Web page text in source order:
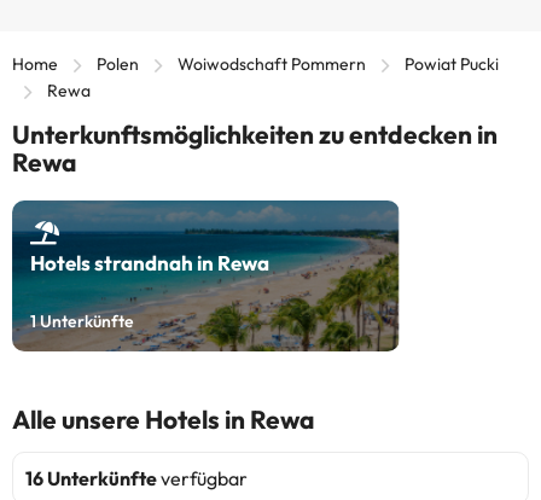
Home Polen Woiwodschaft Pommern
Powiat Pucki
Rewa
Unterkunftsmöglichkeiten zu entdecken in
Rewa
Hotels strandnah in Rewa
1Unterkünfte
Alle unsere Hotels in Rewa
16 Unterkünfteverfügbar